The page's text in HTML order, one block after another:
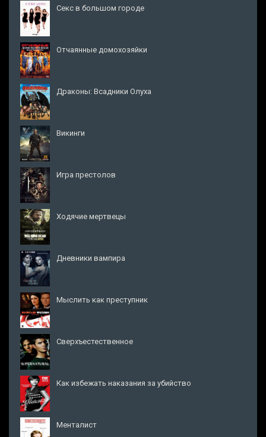
Секс в большом городе
Отчаянные домохозяйки
Драконы: Всадники Олуха
Викинги
Игра престолов
Ходячие мертвецы
Дневники вампира
Мыслить как преступник
Сверхъестественное
Как избежать наказания за убийство
Менталист